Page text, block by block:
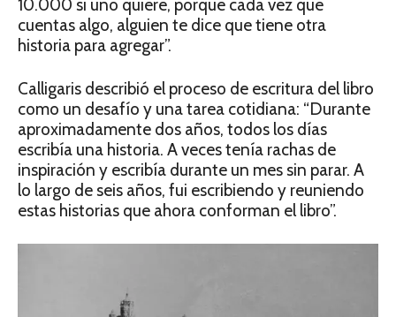
10.000 si uno quiere, porque cada vez que
cuentas algo, alguien te dice que tiene otra
historia para agregar”.
Calligaris describió el proceso de escritura del libro
como un desafío y una tarea cotidiana: “Durante
aproximadamente dos años, todos los días
escribía una historia. A veces tenía rachas de
inspiración y escribía durante un mes sin parar. A
lo largo de seis años, fui escribiendo y reuniendo
estas historias que ahora conforman el libro”.